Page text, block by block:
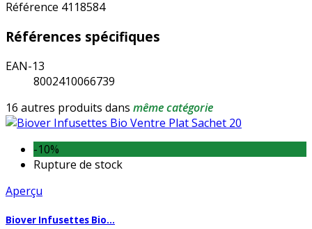
Référence 4118584
Références spécifiques
EAN-13
8002410066739
16 autres produits dans même catégorie
-10%
Rupture de stock
Aperçu
Biover Infusettes Bio...